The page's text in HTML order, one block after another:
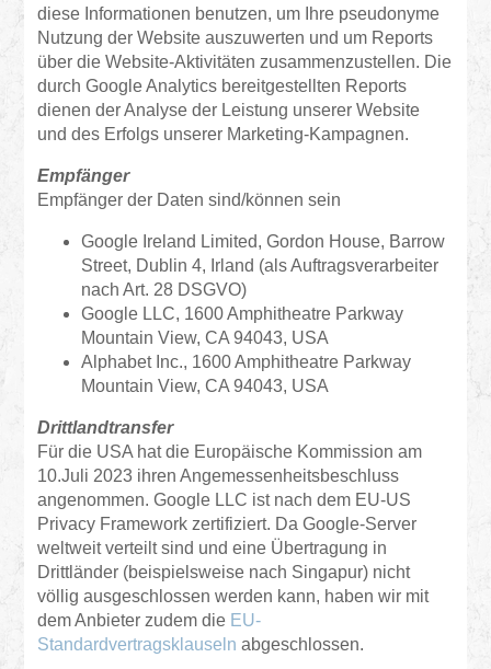
diese Informationen benutzen, um Ihre pseudonyme
Nutzung der Website auszuwerten und um Reports
über die Website-Aktivitäten zusammenzustellen. Die
durch Google Analytics bereitgestellten Reports
dienen der Analyse der Leistung unserer Website
und des Erfolgs unserer Marketing-Kampagnen.
Empfänger
Empfänger der Daten sind/können sein
Google Ireland Limited, Gordon House, Barrow
Street, Dublin 4, Irland (als Auftragsverarbeiter
nach Art. 28 DSGVO)
Google LLC, 1600 Amphitheatre Parkway
Mountain View, CA 94043, USA
Alphabet Inc., 1600 Amphitheatre Parkway
Mountain View, CA 94043, USA
Drittlandtransfer
Für die USA hat die Europäische Kommission am
10.Juli 2023 ihren Angemessenheitsbeschluss
angenommen. Google LLC ist nach dem EU-US
Privacy Framework zertifiziert. Da Google-Server
weltweit verteilt sind und eine Übertragung in
Drittländer (beispielsweise nach Singapur) nicht
völlig ausgeschlossen werden kann, haben wir mit
dem Anbieter zudem die EU-
Standardvertragsklauseln abgeschlossen.